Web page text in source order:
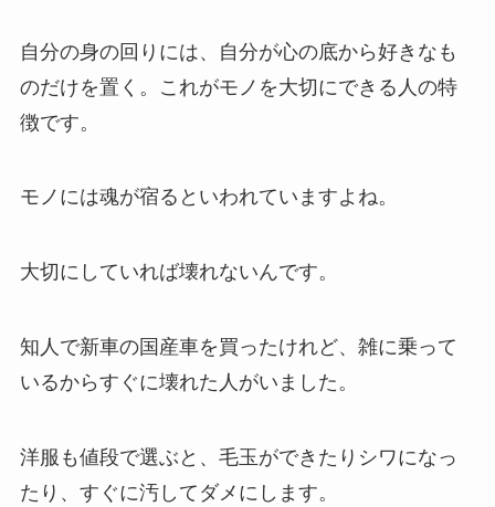
自分の身の回りには、自分が心の底から好きなも
のだけを置く。これがモノを大切にできる人の特
徴です。
モノには魂が宿るといわれていますよね。
大切にしていれば壊れないんです。
知人で新車の国産車を買ったけれど、雑に乗って
いるからすぐに壊れた人がいました。
洋服も値段で選ぶと、毛玉ができたりシワになっ
たり、すぐに汚してダメにします。